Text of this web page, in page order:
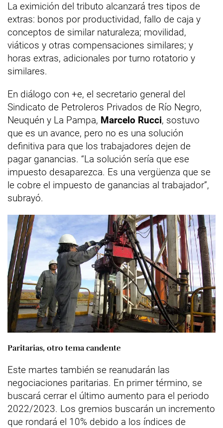
La eximición del tributo alcanzará tres tipos de
extras: bonos por productividad, fallo de caja y
conceptos de similar naturaleza; movilidad,
viáticos y otras compensaciones similares; y
horas extras, adicionales por turno rotatorio y
similares.
En diálogo con +e, el secretario general del
Sindicato de Petroleros Privados de Río Negro,
Neuquén y La Pampa, Marcelo Rucci, sostuvo
que es un avance, pero no es una solución
definitiva para que los trabajadores dejen de
pagar ganancias. “La solución sería que ese
impuesto desaparezca. Es una vergüenza que se
le cobre el impuesto de ganancias al trabajador”,
subrayó.
Paritarias, otro tema candente
Este martes también se reanudarán las
negociaciones paritarias. En primer término, se
buscará cerrar el último aumento para el periodo
2022/2023. Los gremios buscarán un incremento
que rondará el 10% debido a los índices de